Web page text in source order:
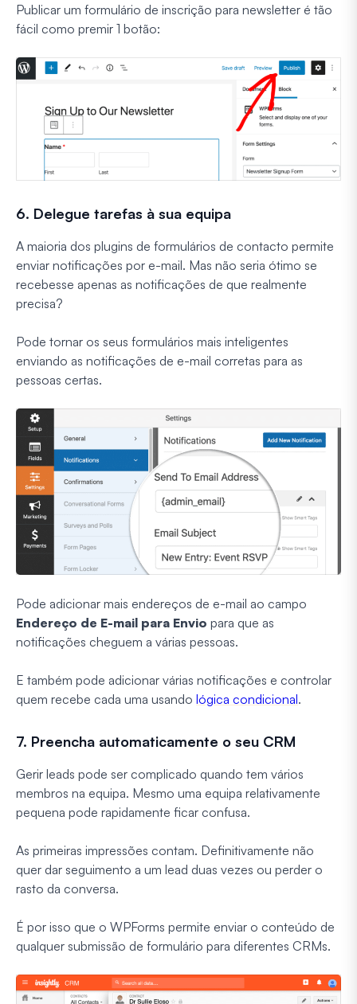
Publicar um formulário de inscrição para newsletter é tão
fácil como premir 1 botão:
6. Delegue tarefas à sua equipa
A maioria dos plugins de formulários de contacto permite
enviar notificações por e-mail. Mas não seria ótimo se
recebesse apenas as notificações de que realmente
precisa?
Pode tornar os seus formulários mais inteligentes
enviando as notificações de e-mail corretas para as
pessoas certas.
Pode adicionar mais endereços de e-mail ao campo
Endereço de E-mail para Envio para que as
notificações cheguem a várias pessoas.
E também pode adicionar várias notificações e controlar
quem recebe cada uma usando lógica condicional.
7. Preencha automaticamente o seu CRM
Gerir leads pode ser complicado quando tem vários
membros na equipa. Mesmo uma equipa relativamente
pequena pode rapidamente ficar confusa.
As primeiras impressões contam. Definitivamente não
quer dar seguimento a um lead duas vezes ou perder o
rasto da conversa.
É por isso que o WPForms permite enviar o conteúdo de
qualquer submissão de formulário para diferentes CRMs.